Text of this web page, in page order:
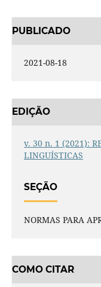
PUBLICADO
2021-08-18
EDIÇÃO
v. 30 n. 1 (2021):
LINGUÍSTICAS
SEÇÃO
NORMAS PARA
COMO CITAR